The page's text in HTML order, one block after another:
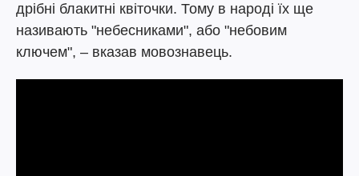
дрібні блакитні квіточки. Тому в народі їх ще
називають "небесниками", або "небовим
ключем", – вказав мовознавець.